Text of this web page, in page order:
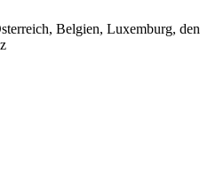
Belgien, Luxemburg, den